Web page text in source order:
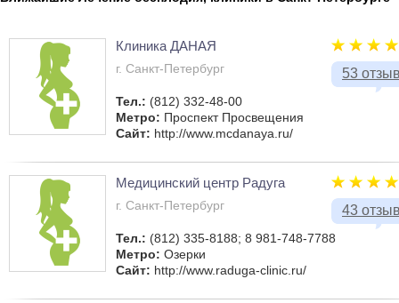
53
Клиника ДАНАЯ
г. Санкт-Петербург
Тел.: (812) 332-48-00
Метро: Проспект Просвещения
Сайт: http://www.mcdanaya.ru/
43
Медицинский центр Радуга
г. Санкт-Петербург
Тел.: (812) 335-8188; 8 981-748-7788
Метро: Озерки
Сайт: http://www.raduga-clinic.ru/